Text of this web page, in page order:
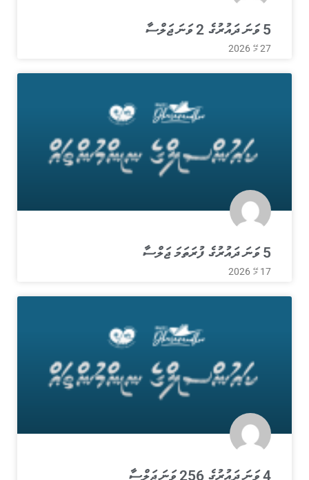
5 ވަނަ ދައުރުގެ 2 ވަނަ ޖަލްސާ
27 މޭ 2026
5 ވަނަ ދައުރުގެ ފުރަތަމަ ޖަލްސާ
17 މޭ 2026
4 ވަނަ ދައުރުގެ 256 ވަނަ ޖަލްސާ